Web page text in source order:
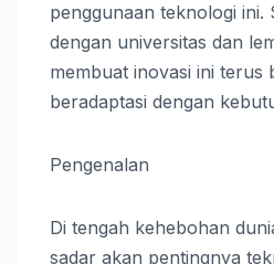
penggunaan teknologi ini.
dengan universitas dan
membuat inovasi ini terus
beradaptasi dengan
Pengenalan
Di tengah kehebohan
sadar akan pentingnya